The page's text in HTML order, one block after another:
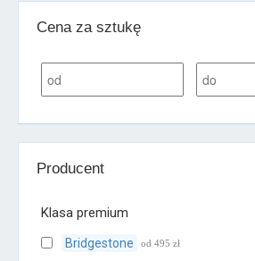
Cena za sztukę
Producent
Klasa premium
Bridgestone od 495 zł